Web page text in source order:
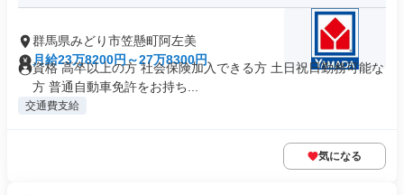
群馬県みどり市笠懸町阿左美
月給23万8200円～27万8300円
資格 高卒以上の方 社会保険加入できる方 土日祝日勤務可能な
方 普通自動車免許をお持ち...
交通費支給
気になる